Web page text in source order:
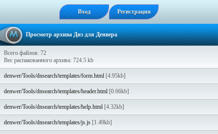
Вход Регистрация
Просмотр архива Диз для Денвера
Всего файлов: 72
Вес распакованного архива: 724.5 kb
denwer/Tools/dnsearch/templates/form.html [4.95kb]
denwer/Tools/dnsearch/templates/header.html [0.66kb]
denwer/Tools/dnsearch/templates/help.html [4.32kb]
denwer/Tools/dnsearch/templates/js.js [1.49kb]